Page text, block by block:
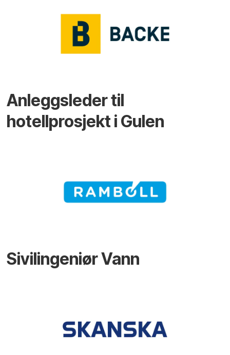
Anleggsleder til
hotellprosjekt i Gulen
Sivilingeniør Vann